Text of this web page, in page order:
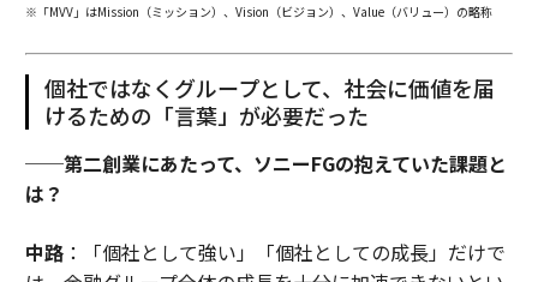
※「MVV」はMission（ミッション）、Vision（ビジョン）、Value（バリュー）の略称
個社ではなくグループとして、社会に価値を届
けるための「言葉」が必要だった
──第二創業にあたって、ソニーFGの抱えていた課題と
は？
中路：「個社として強い」「個社としての成長」だけで